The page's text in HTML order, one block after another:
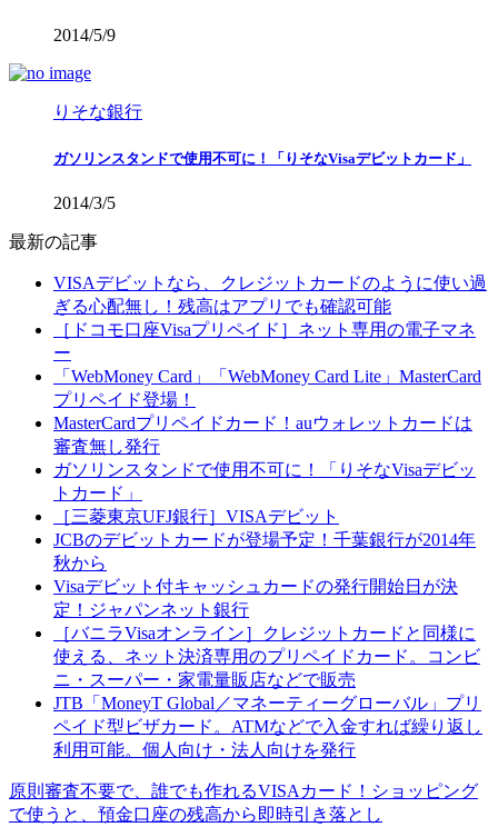
2014/5/9
りそな銀行
ガソリンスタンドで使用不可に！「りそなVisaデビットカード」
2014/3/5
最新の記事
VISAデビットなら、クレジットカードのように使い過
ぎる心配無し！残高はアプリでも確認可能
［ドコモ口座Visaプリペイド］ネット専用の電子マネ
ー
「WebMoney Card」「WebMoney Card Lite」MasterCard
プリペイド登場！
MasterCardプリペイドカード！auウォレットカードは
審査無し発行
ガソリンスタンドで使用不可に！「りそなVisaデビッ
トカード」
［三菱東京UFJ銀行］VISAデビット
JCBのデビットカードが登場予定！千葉銀行が2014年
秋から
Visaデビット付キャッシュカードの発行開始日が決
定！ジャパンネット銀行
［バニラVisaオンライン］クレジットカードと同様に
使える、ネット決済専用のプリペイドカード。コンビ
ニ・スーパー・家電量販店などで販売
JTB「MoneyT Global／マネーティーグローバル」プリ
ペイド型ビザカード。ATMなどで入金すれば繰り返し
利用可能。個人向け・法人向けを発行
原則審査不要で、誰でも作れるVISAカード！ショッピング
で使うと、預金口座の残高から即時引き落とし